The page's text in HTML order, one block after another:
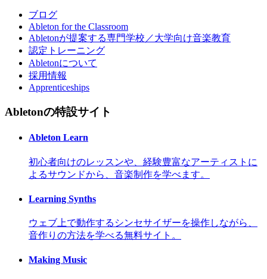
ブログ
Ableton for the Classroom
Abletonが提案する専門学校／大学向け音楽教育
認定トレーニング
Abletonについて
採用情報
Apprenticeships
Abletonの特設サイト
Ableton Learn
初心者向けのレッスンや、経験豊富なアーティストに
よるサウンドから、音楽制作を学べます。
Learning Synths
ウェブ上で動作するシンセサイザーを操作しながら、
音作りの方法を学べる無料サイト。
Making Music